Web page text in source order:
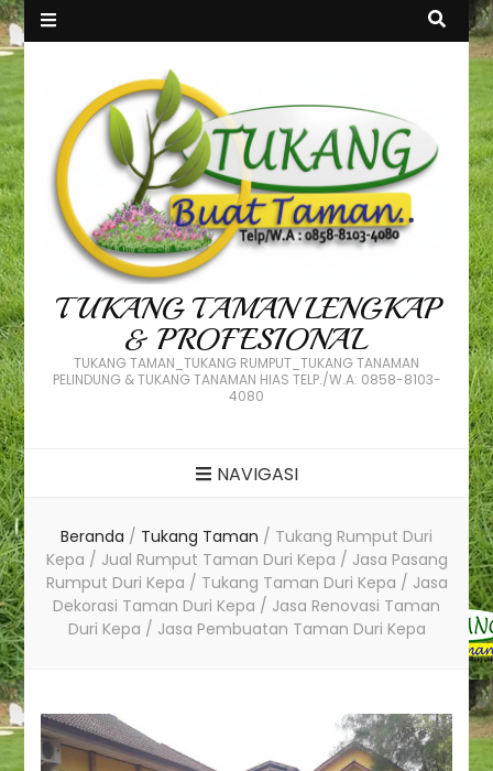
TUKANG TAMAN LENGKAP
& PROFESIONAL
TUKANG TAMAN_TUKANG RUMPUT_TUKANG TANAMAN
PELINDUNG & TUKANG TANAMAN HIAS TELP./W.A: 0858-8103-
4080
NAVIGASI
Beranda / Tukang Taman / Tukang Rumput Duri
Kepa / Jual Rumput Taman Duri Kepa / Jasa Pasang
Rumput Duri Kepa / Tukang Taman Duri Kepa / Jasa
Dekorasi Taman Duri Kepa / Jasa Renovasi Taman
Duri Kepa / Jasa Pembuatan Taman Duri Kepa